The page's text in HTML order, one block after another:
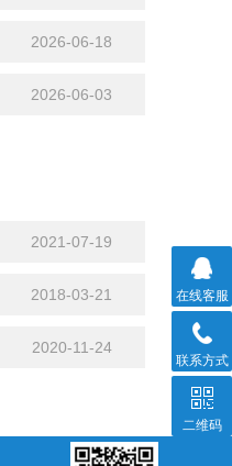
2026-06-18
2026-06-03
2021-07-19
2018-03-21
2020-11-24
在线客服
联系方式
二维码